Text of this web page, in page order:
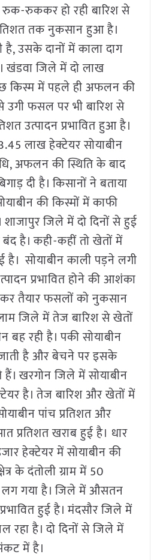
रुक-रुककर हो रही बारिश से
तक नुकसान हुआ है।
उसके दानों में काला दाग
जिले में दो लाख
किस्म में पहले ही अफलन की
उगी फसल पर भी बारिश से
उत्पादन प्रभावित हुआ है।
लाख हेक्टेयर सोयाबीन
अफलन की स्थिति के बाद
दी है। किसानों ने बताया
की किस्मों में काफी
जिले में दो दिनों से हुई
है। कही-कहीं तो खेतों में
सोयाबीन काली पड़ने लगी
प्रभावित होने की आशंका
तैयार फसलों को नुकसान
जिले में तेज बारिश से खेतों
बह रही है। पकी सोयाबीन
जाती है और बेचने पर इसके
हैं। खरगोन जिले में सोयाबीन
है। तेज बारिश और खेतों में
पांच प्रतिशत और
प्रतिशत खराब हुई है। धार
हेक्टेयर में सोयाबीन की
के दंतोली ग्राम में 50
लग गया है। जिले में औसतन
हुई है। मंदसौर जिले में
है। दो दिनों से जिले में
में है।